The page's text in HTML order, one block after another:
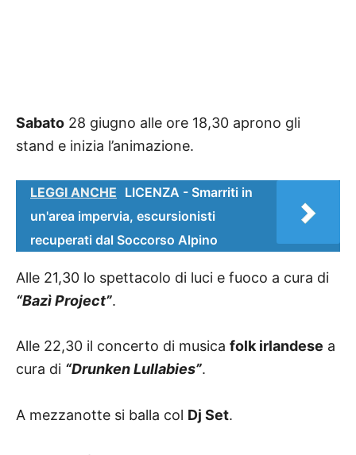
Sabato 28 giugno alle ore 18,30 aprono gli
stand e inizia l’animazione.
LEGGI ANCHE LICENZA - Smarriti in
un'area impervia, escursionisti
recuperati dal Soccorso Alpino
Alle 21,30 lo spettacolo di luci e fuoco a cura di
“Bazì Project”.
Alle 22,30 il concerto di musica folk irlandese a
cura di “Drunken Lullabies”.
A mezzanotte si balla col Dj Set.